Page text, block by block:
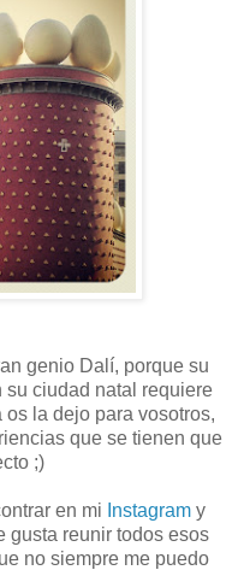
genio Dalí, porque su
ciudad natal requiere
la dejo para vosotros,
que se tienen que
;)
en mi Instagram y
gusta reunir todos esos
no siempre me puedo